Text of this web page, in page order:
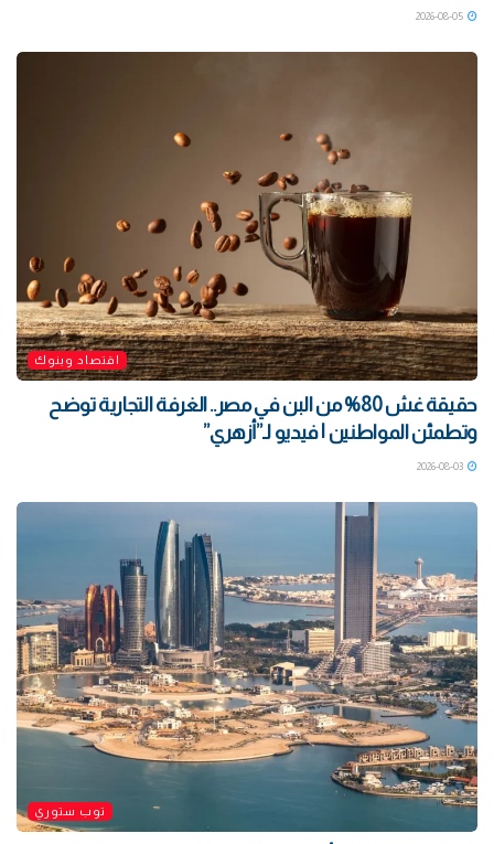
اقتصاد وبنوك
حقيقة غش 80% من البن في مصر.. الغرفة التجارية توضح
وتطمئن المواطنين | فيديو لـ”أزهري”
توب ستوري